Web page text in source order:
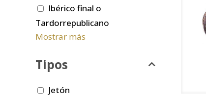
Ibérico final o
Tardorrepublicano
Mostrar más
Tipos
Jetón